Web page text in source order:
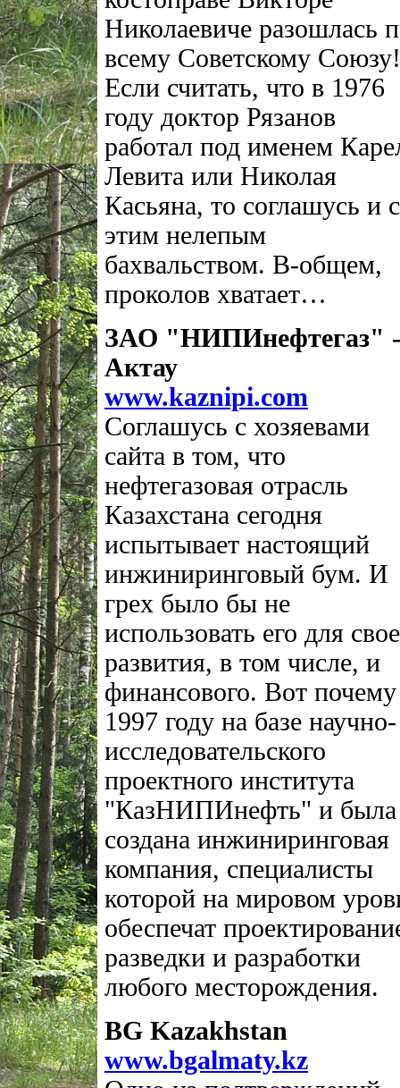
Николаевиче разошлась
всему Советскому
Если считать, что в 1976
году доктор Рязанов
работал под именем
Левита или Николая
Касьяна, то соглашусь и с
этим нелепым
бахвальством. В-общем,
проколов хватает…
ЗАО "НИПИнефтегаз" -
Актау
www.kaznipi.com
Соглашусь с хозяевами
сайта в том, что
нефтегазовая отрасль
Казахстана сегодня
испытывает настоящий
инжиниринговый бум. И
грех было бы не
использовать его для
развития, в том числе, и
финансового. Вот
1997 году на базе научно-
исследовательского
проектного института
"КазНИПИнефть" и была
создана инжиниринговая
компания, специалисты
которой на мировом
обеспечат
разведки и разработки
любого месторождения.
BG Kazakhstan
www.bgalmaty.kz